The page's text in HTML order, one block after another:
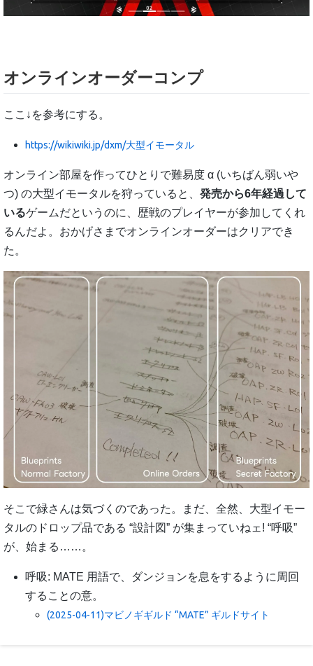
オンラインオーダーコンプ
ここ↓を参考にする。
https://wikiwiki.jp/dxm/大型イモータル
オンライン部屋を作ってひとりで難易度 α (いちばん弱いや
つ) の大型イモータルを狩っていると、 発売から6年経過して
いるゲームだというのに、歴戦のプレイヤーが参加してくれ
るんだよ。おかげさまでオンラインオーダーはクリアでき
た。
そこで緑さんは気づくのであった。まだ、全然、大型イモー
タルのドロップ品である “設計図” が集まっていねェ! “呼吸”
が、始まる……。
呼吸: MATE 用語で、ダンジョンを息をするように周回
することの意。
(2025-04-11)マビノギギルド “MATE” ギルドサイト